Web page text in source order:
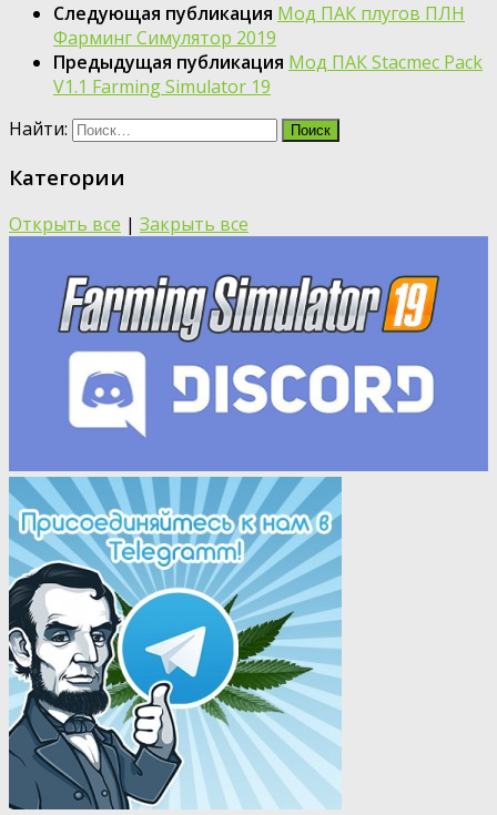
Следующая публикация Мод ПАК плугов ПЛН
Фарминг Симулятор 2019
Предыдущая публикация Мод ПАК Stacmec Pack
V1.1 Farming Simulator 19
Найти:
Категории
Открыть все | Закрыть все